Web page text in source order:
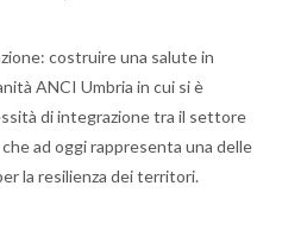
costruire una salute in
ANCI Umbria in cui si è
di integrazione tra il settore
ad oggi rappresenta una delle
la resilienza dei territori.